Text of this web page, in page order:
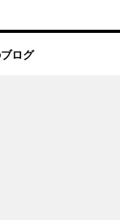
ログ